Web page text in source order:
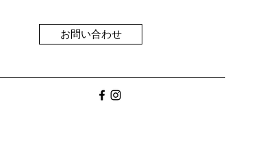
お問い合わせ